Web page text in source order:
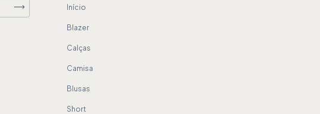
Início
Blazer
Calças
Camisa
Blusas
Short